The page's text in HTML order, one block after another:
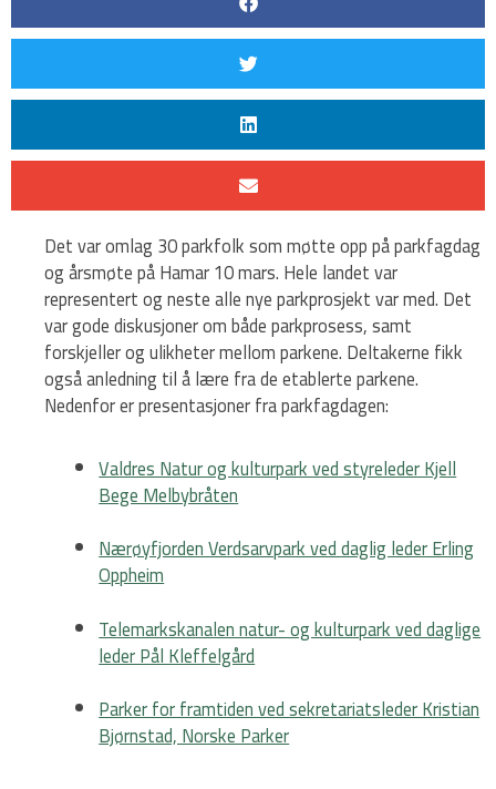
Det var omlag 30 parkfolk som møtte opp på parkfagdag
og årsmøte på Hamar 10 mars. Hele landet var
representert og neste alle nye parkprosjekt var med. Det
var gode diskusjoner om både parkprosess, samt
forskjeller og ulikheter mellom parkene. Deltakerne fikk
også anledning til å lære fra de etablerte parkene.
Nedenfor er presentasjoner fra parkfagdagen:
Valdres Natur og kulturpark ved styreleder Kjell
Bege Melbybråten
Nærøyfjorden Verdsarvpark ved daglig leder Erling
Oppheim
Telemarkskanalen natur- og kulturpark ved daglige
leder Pål Kleffelgård
Parker for framtiden ved sekretariatsleder Kristian
Bjørnstad, Norske Parker